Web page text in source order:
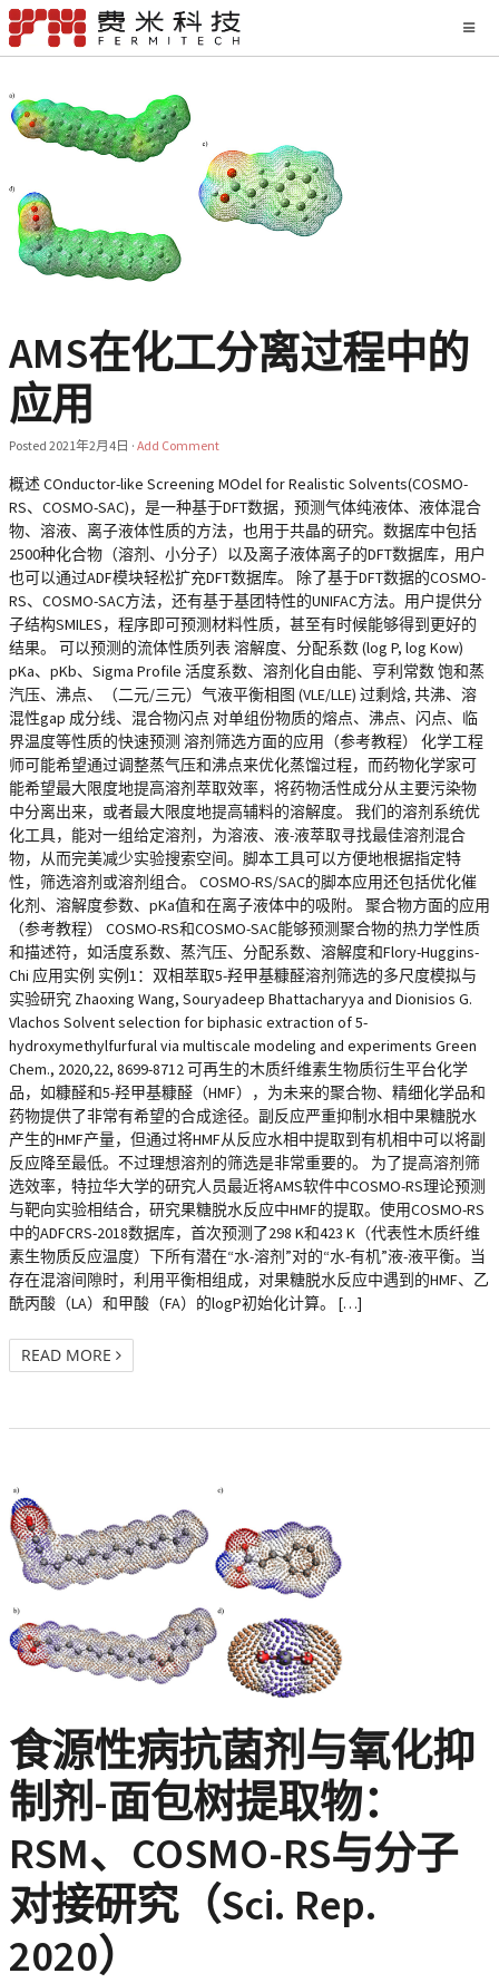
AMS在化工分离过程中的
应用
Posted 2021年2月4日 · Add Comment
概述 COnductor-like Screening MOdel for Realistic Solvents(COSMO-
RS、COSMO-SAC)，是一种基于DFT数据，预测气体纯液体、液体混合
物、溶液、离子液体性质的方法，也用于共晶的研究。数据库中包括
2500种化合物（溶剂、小分子）以及离子液体离子的DFT数据库，用户
也可以通过ADF模块轻松扩充DFT数据库。 除了基于DFT数据的COSMO-
RS、COSMO-SAC方法，还有基于基团特性的UNIFAC方法。用户提供分
子结构SMILES，程序即可预测材料性质，甚至有时候能够得到更好的
结果。 可以预测的流体性质列表 溶解度、分配系数 (log P, log Kow)
pKa、pKb、Sigma Profile 活度系数、溶剂化自由能、亨利常数 饱和蒸
汽压、沸点、（二元/三元）气液平衡相图 (VLE/LLE) 过剩焓, 共沸、溶
混性gap 成分线、混合物闪点 对单组份物质的熔点、沸点、闪点、临
界温度等性质的快速预测 溶剂筛选方面的应用（参考教程） 化学工程
师可能希望通过调整蒸气压和沸点来优化蒸馏过程，而药物化学家可
能希望最大限度地提高溶剂萃取效率，将药物活性成分从主要污染物
中分离出来，或者最大限度地提高辅料的溶解度。 我们的溶剂系统优
化工具，能对一组给定溶剂，为溶液、液-液萃取寻找最佳溶剂混合
物，从而完美减少实验搜索空间。脚本工具可以方便地根据指定特
性，筛选溶剂或溶剂组合。 COSMO-RS/SAC的脚本应用还包括优化催
化剂、溶解度参数、pKa值和在离子液体中的吸附。 聚合物方面的应用
（参考教程） COSMO-RS和COSMO-SAC能够预测聚合物的热力学性质
和描述符，如活度系数、蒸汽压、分配系数、溶解度和Flory-Huggins-
Chi 应用实例 实例1：双相萃取5-羟甲基糠醛溶剂筛选的多尺度模拟与
实验研究 Zhaoxing Wang, Souryadeep Bhattacharyya and Dionisios G.
Vlachos Solvent selection for biphasic extraction of 5-
hydroxymethylfurfural via multiscale modeling and experiments Green
Chem., 2020,22, 8699-8712 可再生的木质纤维素生物质衍生平台化学
品，如糠醛和5-羟甲基糠醛（HMF），为未来的聚合物、精细化学品和
药物提供了非常有希望的合成途径。副反应严重抑制水相中果糖脱水
产生的HMF产量，但通过将HMF从反应水相中提取到有机相中可以将副
反应降至最低。不过理想溶剂的筛选是非常重要的。 为了提高溶剂筛
选效率，特拉华大学的研究人员最近将AMS软件中COSMO-RS理论预测
与靶向实验相结合，研究果糖脱水反应中HMF的提取。使用COSMO-RS
中的ADFCRS-2018数据库，首次预测了298 K和423 K（代表性木质纤维
素生物质反应温度）下所有潜在“水-溶剂”对的“水-有机”液-液平衡。当
存在混溶间隙时，利用平衡相组成，对果糖脱水反应中遇到的HMF、乙
酰丙酸（LA）和甲酸（FA）的logP初始化计算。 […]
READ MORE
食源性病抗菌剂与氧化抑
制剂-面包树提取物：
RSM、COSMO-RS与分子
对接研究（Sci. Rep.
2020）